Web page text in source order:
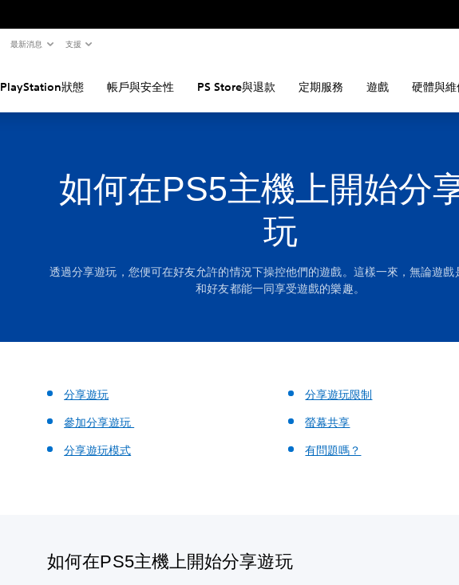
最新消息 支援
PlayStation狀態 帳戶與安全性 PS Store與退款 定期服務 遊戲 硬體與維
如何在PS5主機上開始分
玩
透過分享遊玩，您便可在好友允許的情況下操控他們的遊戲。這樣一來，無論遊戲
和好友都能一同享受遊戲的樂趣。
分享遊玩
參加分享遊玩
分享遊玩模式
分享遊玩限制
螢幕共享
有問題嗎？
如何在PS5主機上開始分享遊玩